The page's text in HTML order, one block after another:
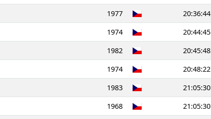
1977 20:36:44
1974 20:44:45
1982 20:45:48
1974 20:48:22
1983 21:05:30
1968 21:05:30